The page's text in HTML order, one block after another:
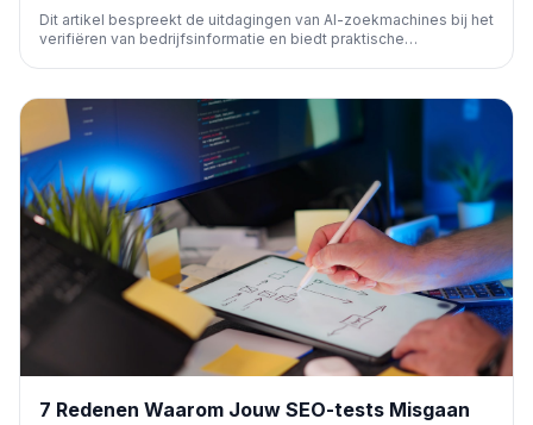
Dit artikel bespreekt de uitdagingen van AI-zoekmachines bij het
verifiëren van bedrijfsinformatie en biedt praktische
presenteert in zoekresultaten.
7 Redenen Waarom Jouw SEO-tests Misgaan